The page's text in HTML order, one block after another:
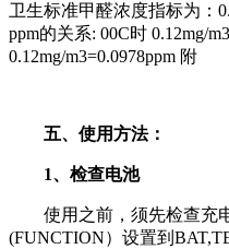
卫生标准甲醛浓度指标为：
ppm的关系: 00C时 0.12mg/
0.12mg/
五、使用方法：
1、检查电池
使用之前，须先检查充
(FUNCTION）设置到